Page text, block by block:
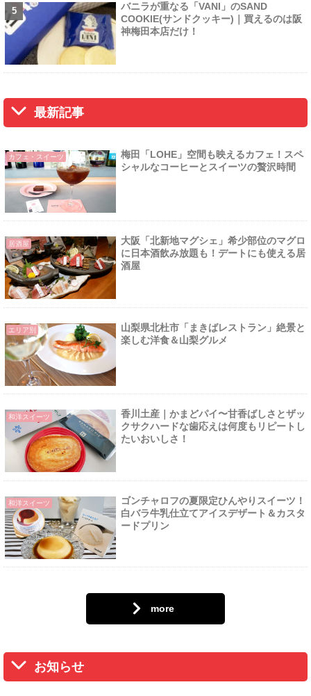
バニラが重なる「VANI」のSAND
COOKIE(サンドクッキー)｜買えるのは阪
神梅田本店だけ！
最新記事
カフェ・スイーツ
梅田「LOHE」空間も映えるカフェ！スペ
シャルなコーヒーとスイーツの贅沢時間
居酒屋
大阪「北新地マグシェ」希少部位のマグロ
に日本酒飲み放題も！デートにも使える居
酒屋
エリア別
山梨県北杜市「まきばレストラン」絶景と
楽しむ洋食＆山梨グルメ
和洋スイーツ
香川土産｜かまどパイ〜甘香ばしさとザッ
クサクハードな歯応えは何度もリピートし
たいおいしさ！
和洋スイーツ
ゴンチャロフの夏限定ひんやりスイーツ！
白バラ牛乳仕立てアイスデザート＆カスタ
ードプリン
more
お知らせ